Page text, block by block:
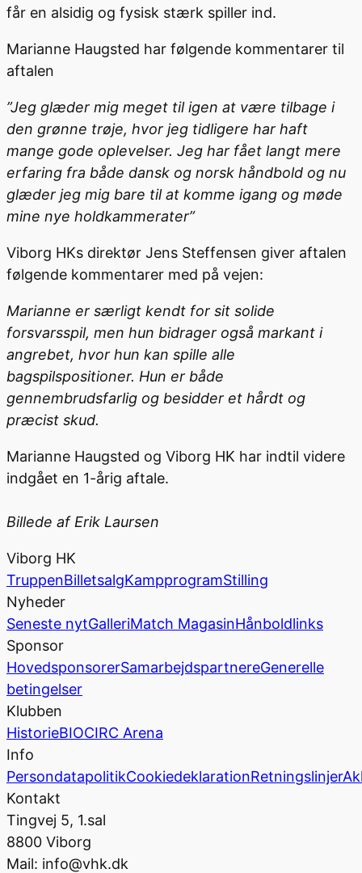
får en alsidig og fysisk stærk spiller ind.
Marianne Haugsted har følgende kommentarer til
aftalen
”Jeg glæder mig meget til igen at være tilbage i
den grønne trøje, hvor jeg tidligere har haft
mange gode oplevelser. Jeg har fået langt mere
erfaring fra både dansk og norsk håndbold og nu
glæder jeg mig bare til at komme igang og møde
mine nye holdkammerater”
Viborg HKs direktør Jens Steffensen giver aftalen
følgende kommentarer med på vejen:
Marianne er særligt kendt for sit solide
forsvarsspil, men hun bidrager også markant i
angrebet, hvor hun kan spille alle
bagspilspositioner. Hun er både
gennembrudsfarlig og besidder et hårdt og
præcist skud.
Marianne Haugsted og Viborg HK har indtil videre
indgået en 1-årig aftale.
Billede af Erik Laursen
Viborg HK
TruppenBilletsalgKampprogramStilling
Nyheder
Seneste nytGalleriMatch MagasinHånboldlinks
Sponsor
HovedsponsorerSamarbejdspartnereGenerelle
betingelser
Klubben
HistorieBIOCIRC Arena
Info
PersondatapolitikCookiedeklarationRetningslinjer
Kontakt
Tingvej 5, 1.sal
8800 Viborg
Mail: info@vhk.dk